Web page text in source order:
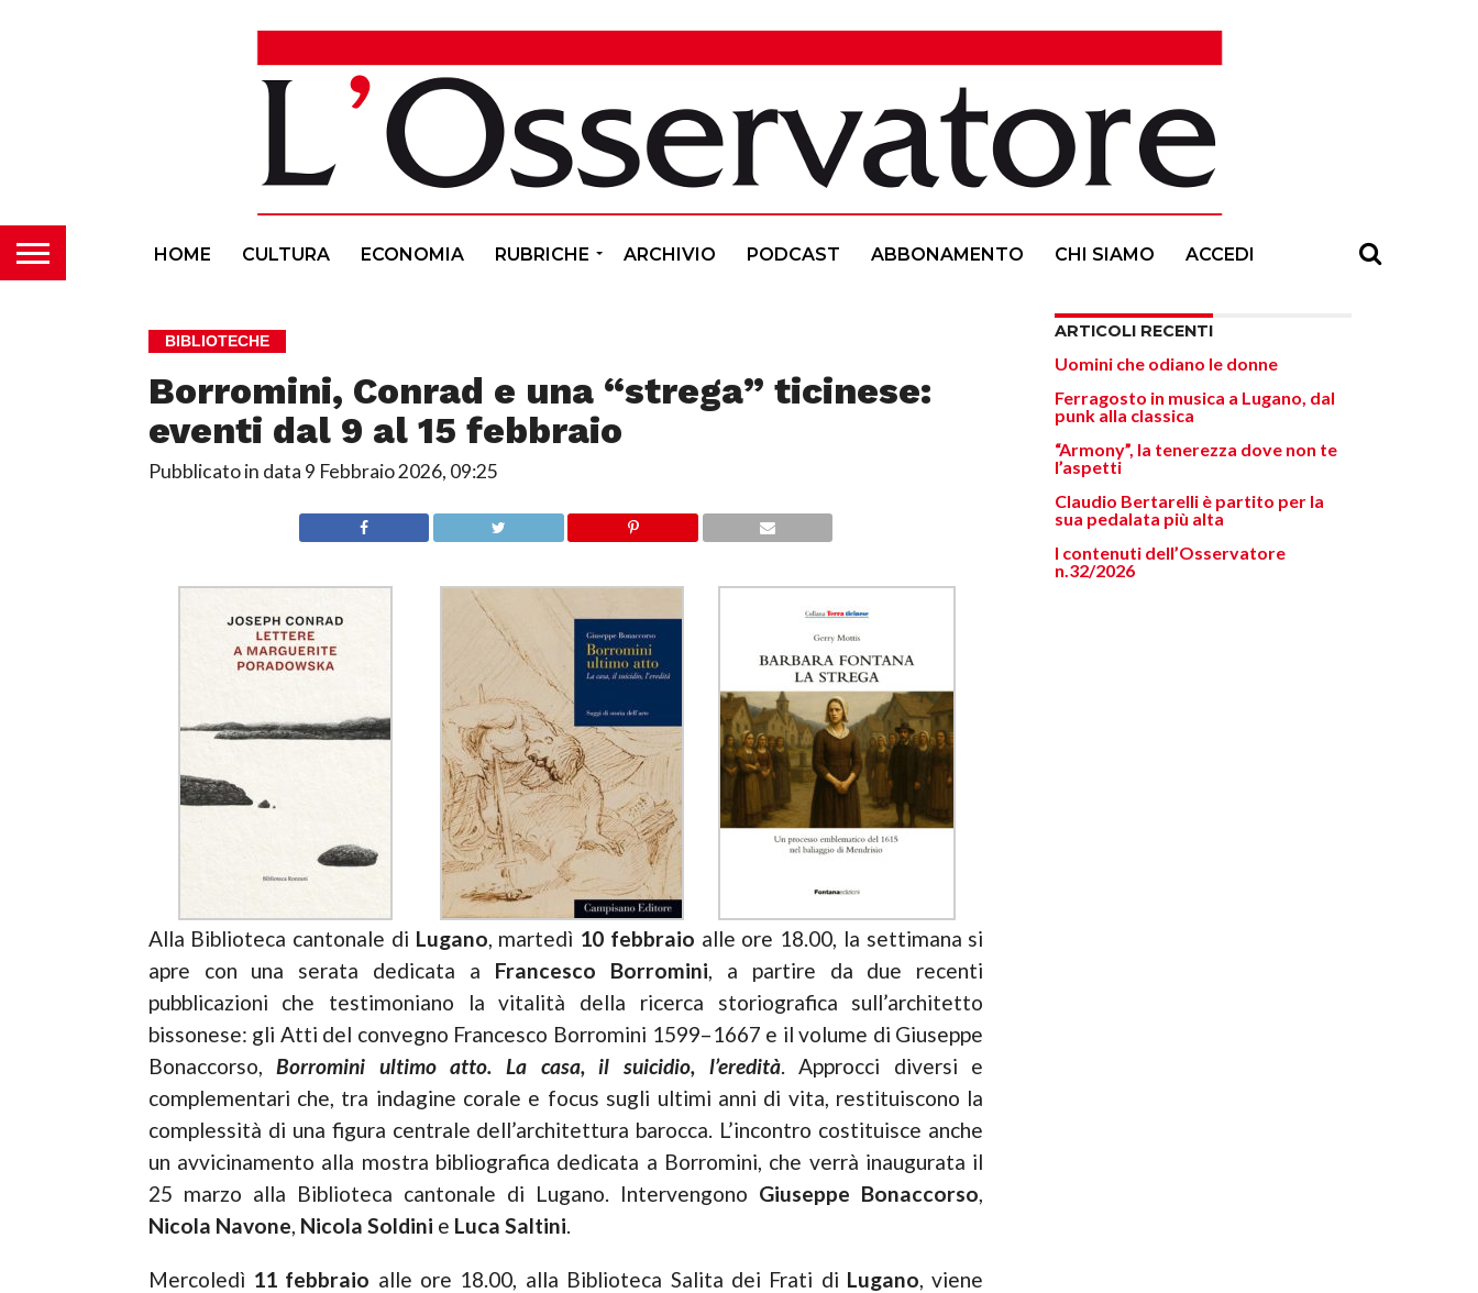
HOME CULTURA ECONOMIA RUBRICHE ARCHIVIO PODCAST ABBONAMENTO CHI SIAMO ACCEDI
BIBLIOTECHE
Borromini, Conrad e una “strega” ticinese:
eventi dal 9 al 15 febbraio
Pubblicato in data 9 Febbraio 2026, 09:25
Alla Biblioteca cantonale di Lugano, martedì 10 febbraio alle ore 18.00, la settimana si
apre con una serata dedicata a Francesco Borromini, a partire da due recenti
pubblicazioni che testimoniano la vitalità della ricerca storiografica sull’architetto
bissonese: gli Atti del convegno Francesco Borromini 1599–1667 e il volume di Giuseppe
Bonaccorso,Borromini ultimo atto. La casa, il suicidio, l’eredità. Approcci diversi e
complementari che, tra indagine corale e focus sugli ultimi anni di vita, restituiscono la
complessità di una figura centrale dell’architettura barocca. L’incontro costituisce anche
un avvicinamento alla mostra bibliografica dedicata a Borromini, che verrà inaugurata il
25 marzo alla Biblioteca cantonale di Lugano. Intervengono Giuseppe Bonaccorso,
Nicola Navone, Nicola Soldini e Luca Saltini.
Mercoledì 11 febbraio alle ore 18.00, alla Biblioteca Salita dei Frati di Lugano, viene
ARTICOLI RECENTI
Uomini che odiano le donne
Ferragosto in musica a Lugano, dal
punk alla classica
“Armony”, la tenerezza dove non te
l’aspetti
Claudio Bertarelli è partito per la
sua pedalata più alta
I contenuti dell’Osservatore
n.32/2026